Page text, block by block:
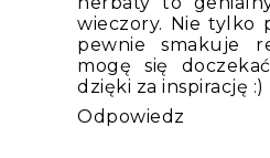
wieczory. Nie tylko
pewnie smakuje
mogę się
dzięki za inspirację :)
Odpowiedz